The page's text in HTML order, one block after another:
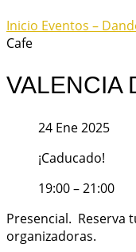
Inicio Eventos –
Cafe
VALENCIA
24 Ene 2025
¡Caducado!
19:00 – 21:00
Presencial. Reserva
organizadoras.